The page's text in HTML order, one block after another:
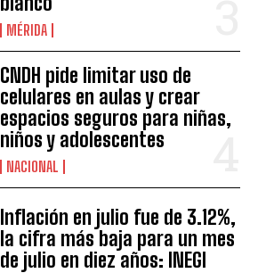
MÉRIDA
CNDH pide limitar uso de
celulares en aulas y crear
espacios seguros para niñas,
niños y adolescentes
NACIONAL
Inflación en julio fue de 3.12%,
la cifra más baja para un mes
de julio en diez años: INEGI